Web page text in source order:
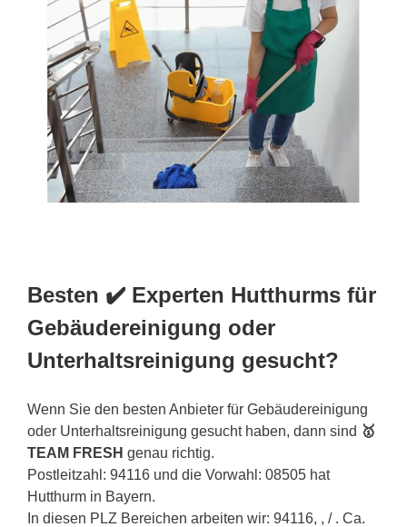
Besten ✔️ Experten Hutthurms für
Gebäudereinigung oder
Unterhaltsreinigung gesucht?
Wenn Sie den besten Anbieter für Gebäudereinigung
oder Unterhaltsreinigung gesucht haben, dann sind 🥇
TEAM FRESH genau richtig.
Postleitzahl: 94116 und die Vorwahl: 08505 hat
Hutthurm in Bayern.
In diesen PLZ Bereichen arbeiten wir: 94116, , / . Ca.